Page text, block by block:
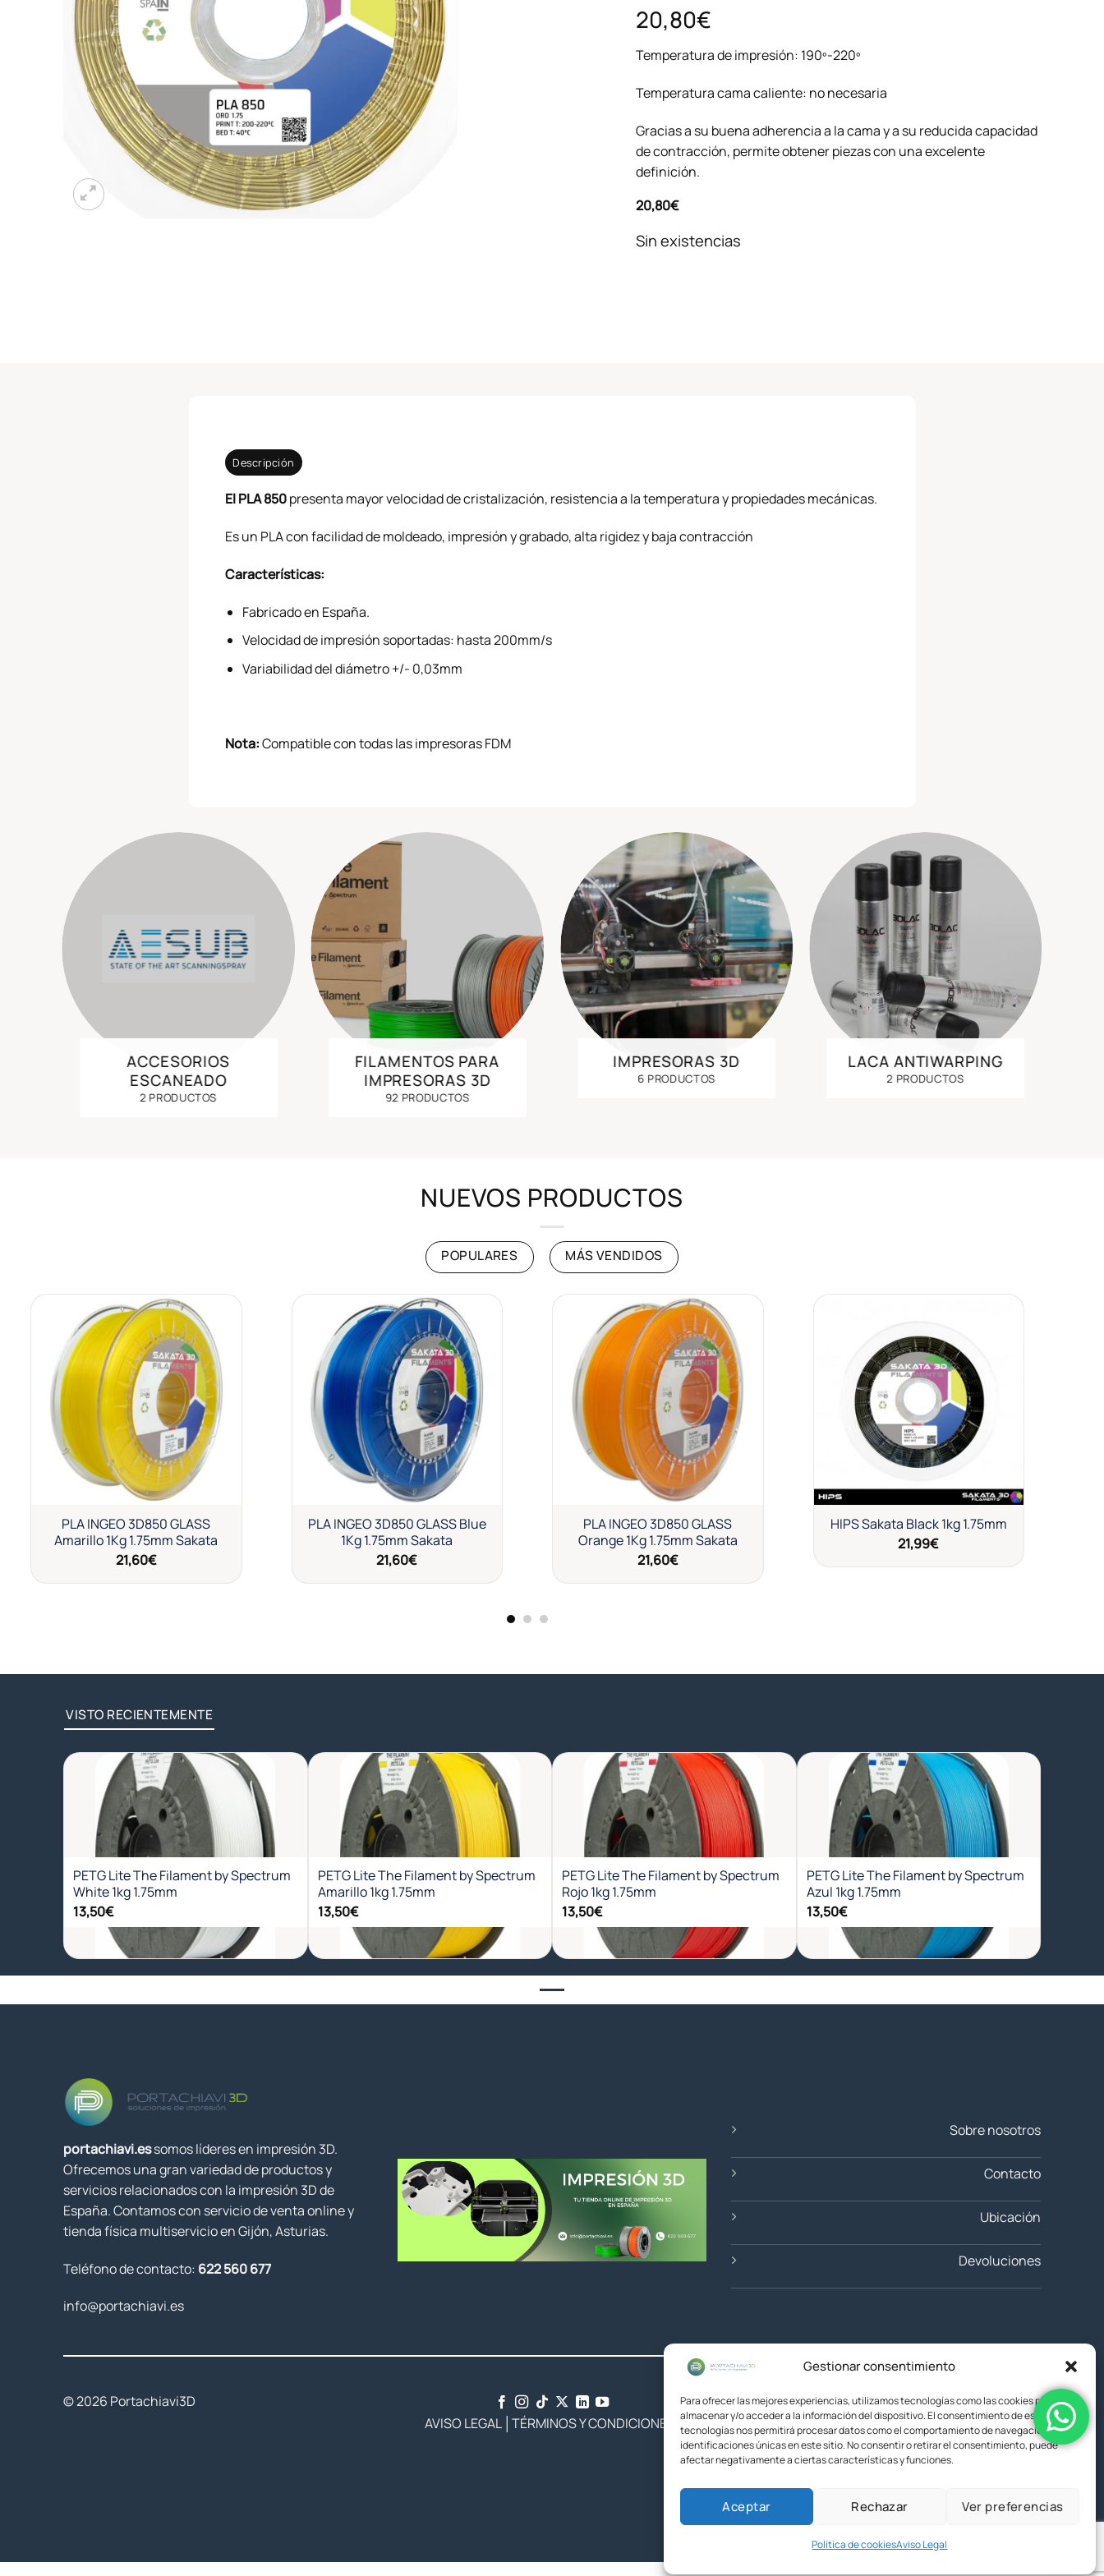
Gestionar consentimiento
Para ofrecer las mejores experiencias, utilizamos tecnologías como las cookies para
almacenar y/o acceder a la información del dispositivo. El consentimiento de estas
tecnologías nos permitirá procesar datos como el comportamiento de navegación o las
identificaciones únicas en este sitio. No consentir o retirar el consentimiento, puede
afectar negativamente a ciertas características y funciones.
Aceptar Rechazar Ver preferencias
Política de cookiesAviso Legal
20,80€
Temperatura de impresión: 190º-220º
Temperatura cama caliente: no necesaria
Gracias a su buena adherencia a la cama y a su reducida capacidad
de contracción, permite obtener piezas con una excelente
definición.
20,80€
Sin existencias
Descripción
El PLA 850presenta mayor velocidad de cristalización, resistencia a la temperatura y propiedades mecánicas.
Es un PLA con facilidad de moldeado, impresión y grabado, alta rigidez y baja contracción
Características:
Fabricado en España.
Velocidad de impresión soportadas: hasta 200mm/s
Variabilidad del diámetro +/- 0,03mm
Nota:Compatible con todas las impresoras FDM
ACCESORIOS
ESCANEADO
2 PRODUCTOS
FILAMENTOS PARA
IMPRESORAS 3D
92 PRODUCTOS
IMPRESORAS 3D
6 PRODUCTOS
LACA ANTIWARPING
2 PRODUCTOS
NUEVOS PRODUCTOS
POPULARES MÁS VENDIDOS
Añadir
a la
lista de
deseos
PLA INGEO 3D850 GLASS
Amarillo 1Kg 1.75mm Sakata
21,60€
Añadir
a la
lista de
deseos
PLA INGEO 3D850 GLASS Blue
1Kg 1.75mm Sakata
21,60€
Añadir
a la
lista de
deseos
PLA INGEO 3D850 GLASS
Orange 1Kg 1.75mm Sakata
21,60€
lista de
deseos
HIPS Sakata Black 1kg 1.75mm
21,99€
VISTO RECIENTEMENTE
Añadir
lista de
deseos
+
PETG Lite The Filament by Spectrum
White 1kg 1.75mm
13,50€
Añadir
lista de
+
PETG Lite The Filament by Spectrum
Amarillo 1kg 1.75mm
13,50€
Añadir
a la
lista de
+
PETG Lite The Filament by Spectrum
Rojo 1kg 1.75mm
13,50€
Añadir
a la
lista de
deseos
PETG Lite The Filament by Spectrum
Azul 1kg 1.75mm
13,50€
portachiavi.essomos líderes en impresión 3D.
Ofrecemos una gran variedad de productos y
servicios relacionados con la impresión 3D de
España. Contamos con servicio de venta online y
tienda física multiservicio en Gijón, Asturias.
Teléfono de contacto: 622 560 677
info@portachiavi.es
Sobre nosotros
Contacto
Ubicación
Devoluciones
© 2026 Portachiavi3D
AVISO LEGAL│ TÉRMINOS Y CONDICIONES